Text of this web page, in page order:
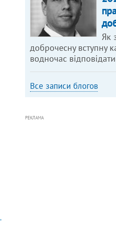
Як
доброчесну вступну
водночас
Все записи блогов
РЕКЛАМА